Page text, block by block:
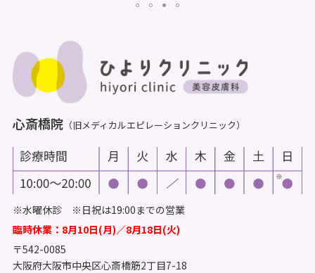
心斎橋院 （旧メディカルエピレーションクリニック）
※水曜休診 ※日祝は19:00までの営業
臨時休業：8月10日(月)／8月18日(火)
〒542-0085
大阪府大阪市中央区心斎橋筋2丁目7-18